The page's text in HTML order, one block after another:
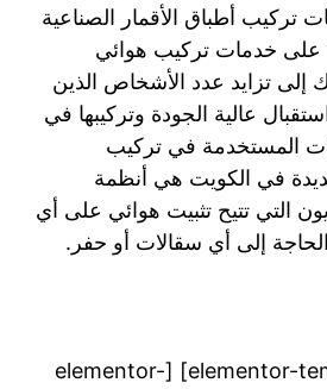
تركيب أطباق الأقمار الصناعية
على خدمات تركيب هوائي
إلى تزايد عدد الأشخاص الذين
عالية الجودة وتركيبها في
المستخدمة في تركيب
في الكويت هي أنظمة
التي تتيح تثبيت هوائي على أي
إلى أي سقالات أو حفر.
[elementor-template id=”1077″] [elementor-